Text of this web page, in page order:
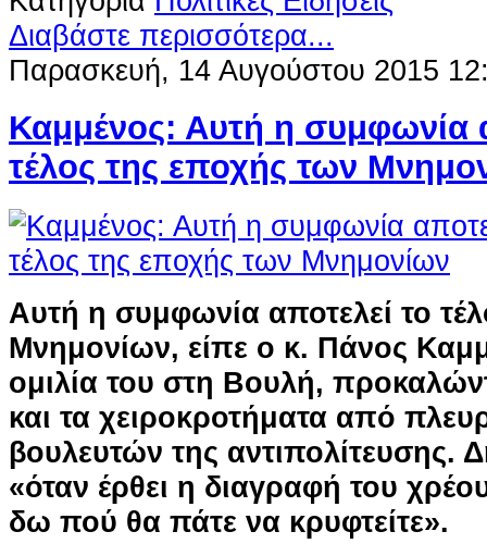
Διαβάστε περισσότερα...
Παρασκευή, 14 Αυγούστου 2015
Καμμένος: Αυτή η συμφωνία
τέλος της εποχής των
Αυτή η συμφωνία αποτελεί το
Μνημονίων, είπε ο κ. Πάνος
ομιλία του στη Βουλή,
και τα χειροκροτήματα από
βουλευτών της αντιπολίτευσης.
«όταν έρθει η διαγραφή του
δω πού θα πάτε να κρυφτείτε».